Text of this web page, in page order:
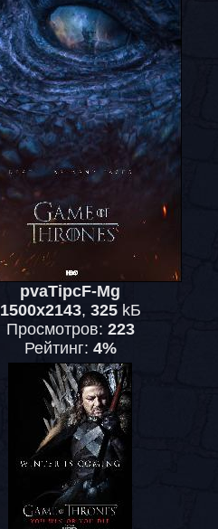
pvaTipcF-Mg
1500x2143, 325kБ
Просмотров: 223
Рейтинг: 4%